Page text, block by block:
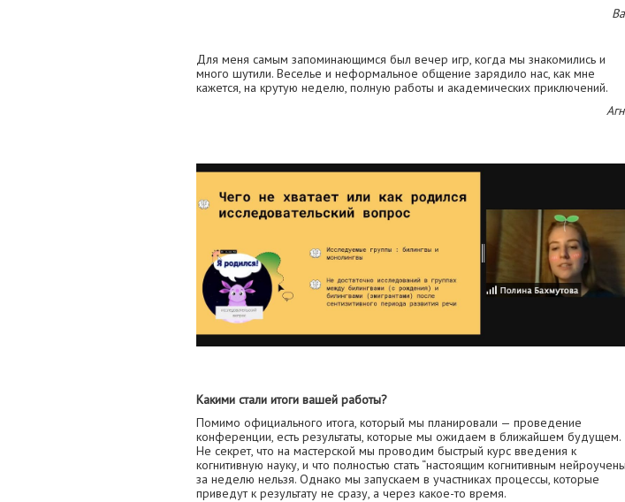
Для меня самым запоминающимся был вечер игр, когда мы знакомились и
много шутили. Веселье и неформальное общение зарядило нас, как мне
кажется, на крутую неделю, полную работы и академических приключений.
Какими стали итоги вашей работы?
Помимо официального итога, который мы планировали — проведение
конференции, есть результаты, которые мы ожидаем в ближайшем будущем.
Не секрет, что на мастерской мы проводим быстрый курс введения к
когнитивную науку, и что полностью стать “настоящим когнитивным
за неделю нельзя. Однако мы запускаем в участниках процессы, которые
приведут к результату не сразу, а через какое-то время.